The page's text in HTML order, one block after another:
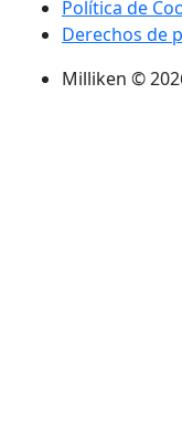
Política de
Derechos de
Milliken ©